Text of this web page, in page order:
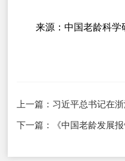
来源：中国老龄科学
上一篇： 习近平总书记在浙江、山东枣庄
下一篇： 《中国老龄发展